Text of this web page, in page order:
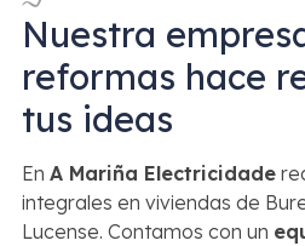
Nuestra
reformas hace
tus ideas
En A Mariña Electricidade
integrales en viviendas de
Lucense. Contamos con un